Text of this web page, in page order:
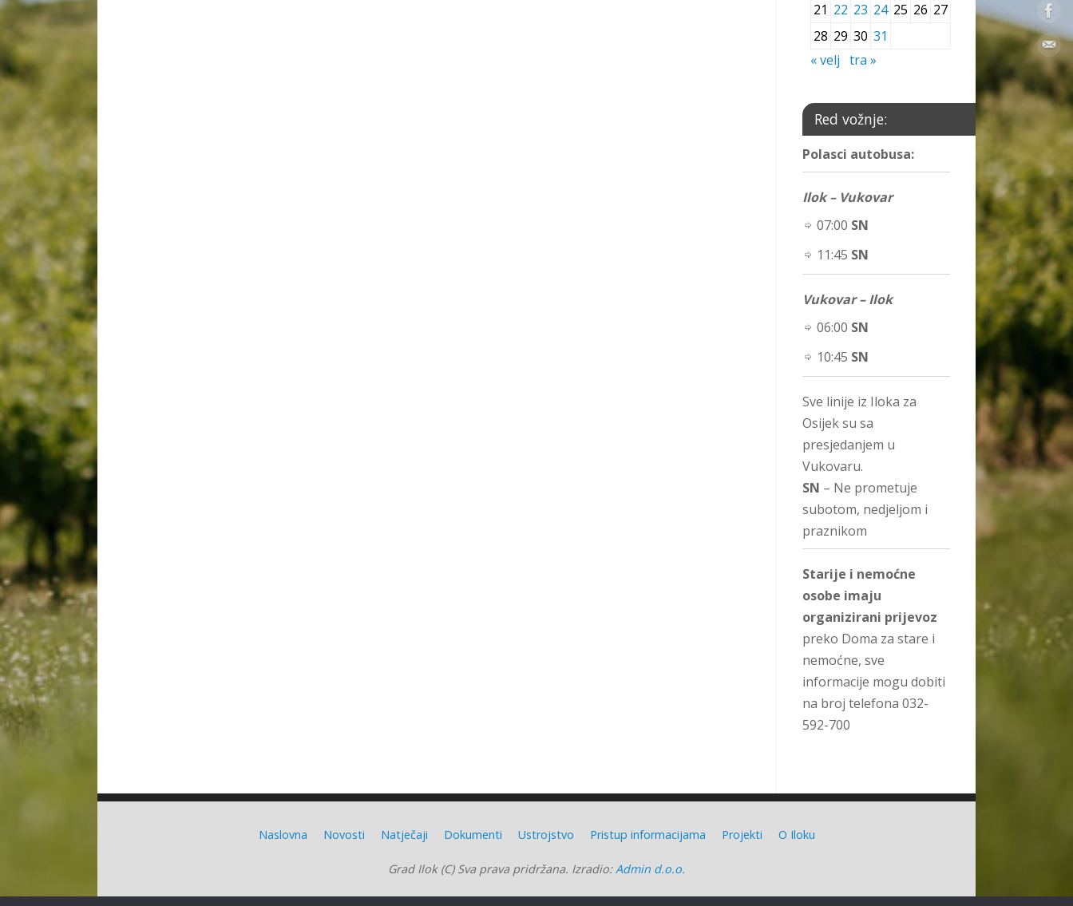
21 22 23 24 25 26 27
28 29 30 31
« velj tra »
Red vožnje:
Polasci autobusa:
Ilok – Vukovar
07:00 SN
11:45 SN
Vukovar – Ilok
06:00 SN
10:45 SN
Sve linije iz Iloka za
Osijek su sa
presjedanjem u
Vukovaru.
SN – Ne prometuje
subotom, nedjeljom i
praznikom
Starije i nemoćne
osobe imaju
organizirani prijevoz
preko Doma za stare i
nemoćne, sve
informacije mogu dobiti
na broj telefona 032-
592-700
Naslovna Novosti Natječaji Dokumenti Ustrojstvo Pristup informacijama Projekti O Iloku
Grad Ilok (C) Sva prava pridržana. Izradio: Admin d.o.o.